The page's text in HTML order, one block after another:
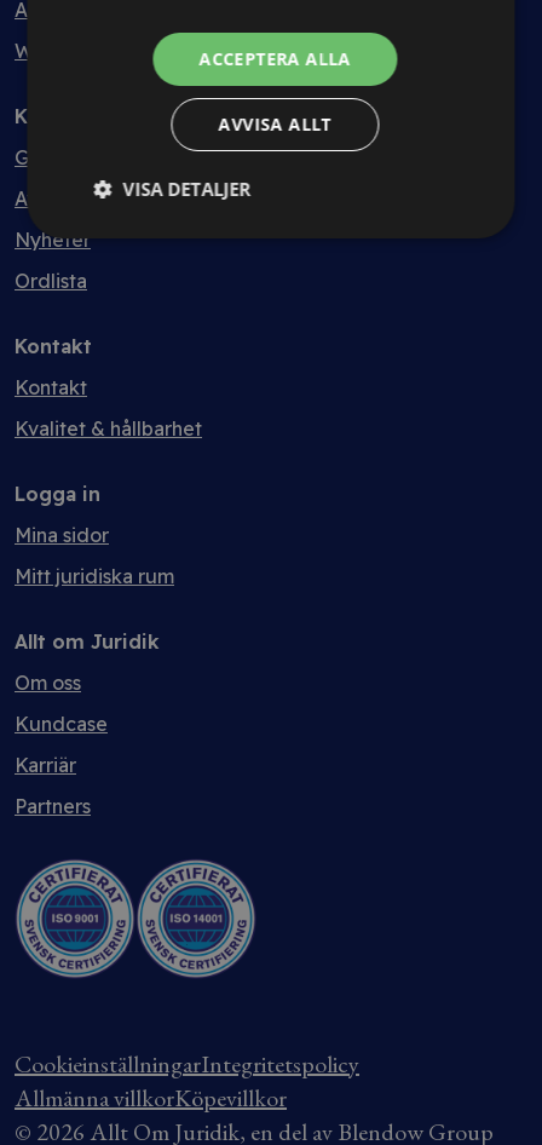
Abonnemang
Webbinarium
Kunskapsbank
Guider
Avtalsmallar
Nyheter
Ordlista
Kontakt
Kontakt
Kvalitet & hållbarhet
Logga in
Mina sidor
Mitt juridiska rum
Allt om Juridik
Om oss
Kundcase
Karriär
Partners
CookieinställningarIntegritetspolicy
Allmänna villkorKöpevillkor
© 2026 Allt Om Juridik, en del av Blendow Group
ACCEPTERA ALLA
AVVISA ALLT
VISA DETALJER